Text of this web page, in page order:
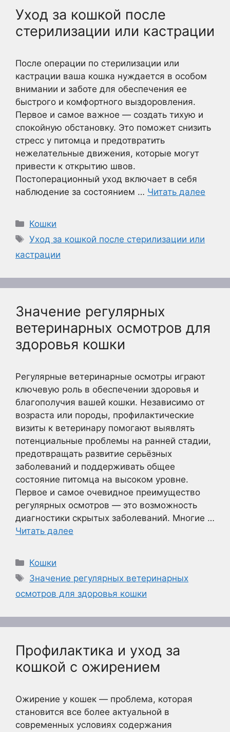
Уход за кошкой после
стерилизации или кастрации
После операции по стерилизации или
кастрации ваша кошка нуждается в особом
внимании и заботе для обеспечения ее
быстрого и комфортного выздоровления.
Первое и самое важное — создать тихую и
спокойную обстановку. Это поможет снизить
стресс у питомца и предотвратить
нежелательные движения, которые могут
привести к открытию швов.
Постоперационный уход включает в себя
наблюдение за состоянием … Читать далее
Рубрики
Кошки
Метки
Уход за кошкой после стерилизации или
кастрации
Значение регулярных
ветеринарных осмотров для
здоровья кошки
Регулярные ветеринарные осмотры играют
ключевую роль в обеспечении здоровья и
благополучия вашей кошки. Независимо от
возраста или породы, профилактические
визиты к ветеринару помогают выявлять
потенциальные проблемы на ранней стадии,
предотвращать развитие серьёзных
заболеваний и поддерживать общее
состояние питомца на высоком уровне.
Первое и самое очевидное преимущество
регулярных осмотров — это возможность
диагностики скрытых заболеваний. Многие …
Читать далее
Рубрики
Кошки
Метки
Значение регулярных ветеринарных
осмотров для здоровья кошки
Профилактика и уход за
кошкой с ожирением
Ожирение у кошек — проблема, которая
становится все более актуальной в
современных условиях содержания